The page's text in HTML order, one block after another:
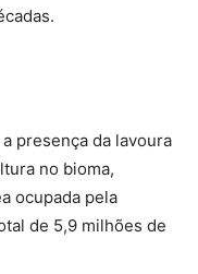
presença da lavoura
no bioma,
ocupada pela
de 5,9 milhões de